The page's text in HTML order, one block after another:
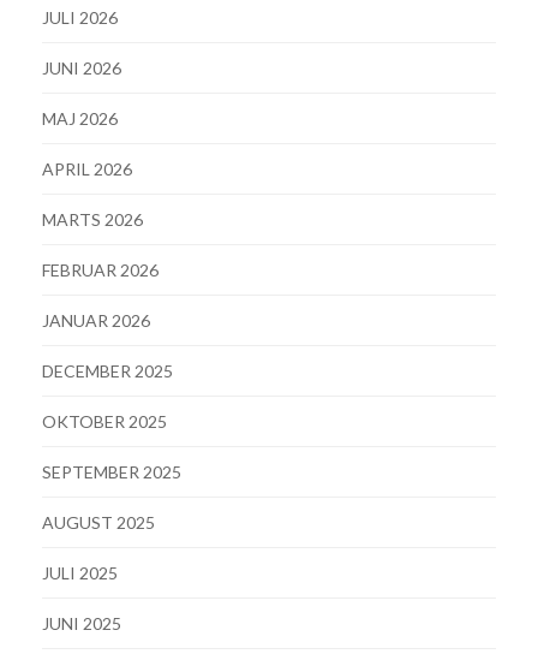
JULI 2026
JUNI 2026
MAJ 2026
APRIL 2026
MARTS 2026
FEBRUAR 2026
JANUAR 2026
DECEMBER 2025
OKTOBER 2025
SEPTEMBER 2025
AUGUST 2025
JULI 2025
JUNI 2025